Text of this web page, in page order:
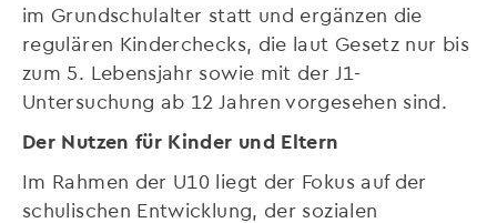
im Grundschulalter statt und ergänzen die
regulären Kinderchecks, die laut Gesetz nur bis
zum 5. Lebensjahr sowie mit der J1-
Untersuchung ab 12 Jahren vorgesehen sind.
Der Nutzen für Kinder und Eltern
Im Rahmen der U10 liegt der Fokus auf der
schulischen Entwicklung, der sozialen